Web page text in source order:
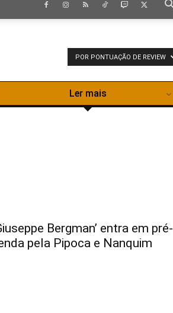
POR PONTUAÇÃO DE REVIEW
Ler mais
Bergman’ entra em pré-
pela Pipoca e Nanquim